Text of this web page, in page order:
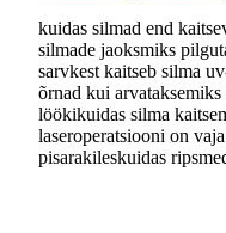
kuidas silmad end
silmade jaoksmiks
sarvkest kaitseb silma
õrnad kui arvataksemiks
löökikuidas silma
laseroperatsiooni on
pisarakileskuidas